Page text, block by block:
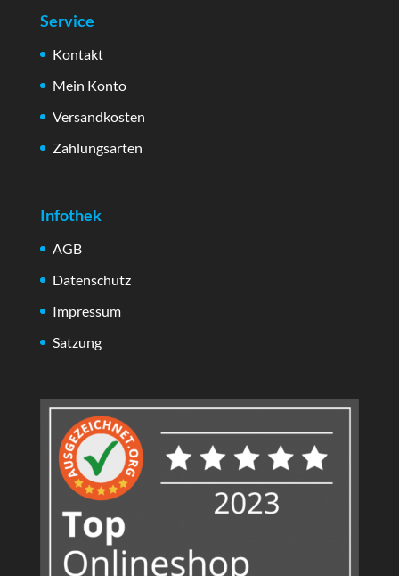
Service
Kontakt
Mein Konto
Versandkosten
Zahlungsarten
Infothek
AGB
Datenschutz
Impressum
Satzung